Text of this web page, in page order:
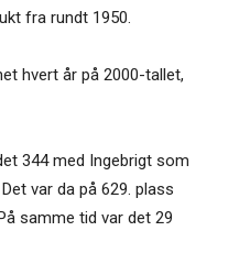
fra rundt 1950.
hvert år på 2000-tallet,
344 med Ingebrigt som
var da på 629. plass
samme tid var det 29